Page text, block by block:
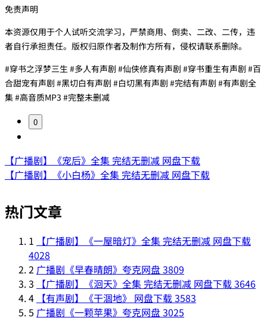
免责声明
本资源仅用于个人试听交流学习，严禁商用、倒卖、二改、二传，违
者自行承担责任。版权归原作者及制作方所有，侵权请联系删除。
#穿书之浮梦三生 #多人有声剧 #仙侠修真有声剧 #穿书重生有声剧 #百
合甜宠有声剧 #黑切白有声剧 #白切黑有声剧 #完结有声剧 #有声剧全
集 #高音质MP3 #完整未删减
0
【广播剧】《宠后》全集 完结无删减 网盘下载
【广播剧】《小白杨》全集 完结无删减 网盘下载
热门文章
1
【广播剧】《一屋暗灯》全集 完结无删减 网盘下载
4028
2 广播剧《早春晴朗》夸克网盘3809
3
【广播剧】《洄天》全集 完结无删减 网盘下载3646
4 【有声剧】《干涸地》 网盘下载3583
5 广播剧《一颗苹果》夸克网盘3025